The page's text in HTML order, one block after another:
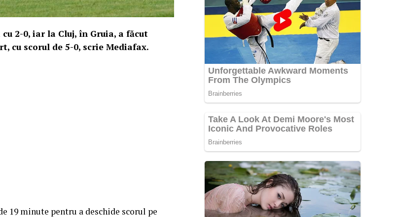
2-0, iar la Cluj, în Gruia, a făcut
cu scorul de 5-0, scrie Mediafax.
19 minute pentru a deschide scorul pe